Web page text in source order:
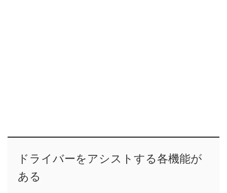
ドライバーをアシストする各機能が
ある